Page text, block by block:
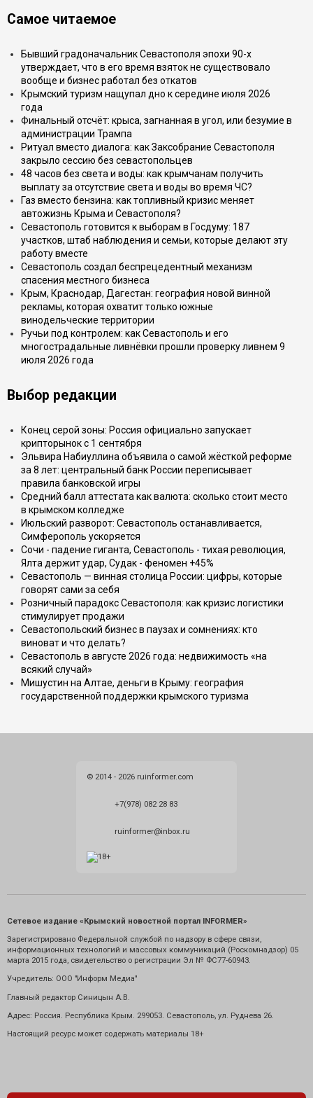
Самое читаемое
Бывший градоначальник Севастополя эпохи 90-х
утверждает, что в его время взяток не существовало
вообще и бизнес работал без откатов
Крымский туризм нащупал дно к середине июля 2026
года
Финальный отсчёт: крыса, загнанная в угол, или безумие в
администрации Трампа
Ритуал вместо диалога: как Заксобрание Севастополя
закрыло сессию без севастопольцев
48 часов без света и воды: как крымчанам получить
выплату за отсутствие света и воды во время ЧС?
Газ вместо бензина: как топливный кризис меняет
автожизнь Крыма и Севастополя?
Севастополь готовится к выборам в Госдуму: 187
участков, штаб наблюдения и семьи, которые делают эту
работу вместе
Севастополь создал беспрецедентный механизм
спасения местного бизнеса
Крым, Краснодар, Дагестан: география новой винной
рекламы, которая охватит только южные
винодельческие территории
Ручьи под контролем: как Севастополь и его
многострадальные ливнёвки прошли проверку ливнем 9
июля 2026 года
Выбор редакции
Конец серой зоны: Россия официально запускает
крипторынок с 1 сентября
Эльвира Набиуллина объявила о самой жёсткой реформе
за 8 лет: центральный банк России переписывает
правила банковской игры
Средний балл аттестата как валюта: сколько стоит место
в крымском колледже
Июльский разворот: Севастополь останавливается,
Симферополь ускоряется
Сочи - падение гиганта, Севастополь - тихая революция,
Ялта держит удар, Судак - феномен +45%
Севастополь — винная столица России: цифры, которые
говорят сами за себя
Розничный парадокс Севастополя: как кризис логистики
стимулирует продажи
Севастопольский бизнес в паузах и сомнениях: кто
виноват и что делать?
Севастополь в августе 2026 года: недвижимость «на
всякий случай»
Мишустин на Алтае, деньги в Крыму: география
государственной поддержки крымского туризма
© 2014 - 2026 ruinformer.com
+7(978) 082 28 83
ruinformer@inbox.ru
Сетевое издание «Крымский новостной портал INFORMER»
Зарегистрировано Федеральной службой по надзору в сфере связи,
информационных технологий и массовых коммуникаций (Роскомнадзор) 05
марта 2015 года, свидетельство о регистрации Эл № ФС77-60943.
Учредитель: ООО "Информ Медиа"
Главный редактор Синицын А.В.
Адрес: Россия. Республика Крым. 299053. Севастополь, ул. Руднева 26.
Настоящий ресурс может содержать материалы 18+